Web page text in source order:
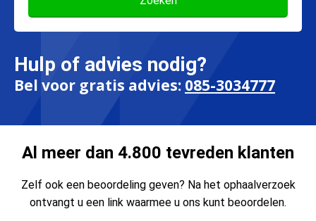
Hulp of advies nodig?
Bel voor gratis advies: 085-3034777
Al meer dan 4.800 tevreden klanten
Zelf ook een beoordeling geven? Na het ophaalverzoek
ontvangt u een link waarmee u ons kunt beoordelen.